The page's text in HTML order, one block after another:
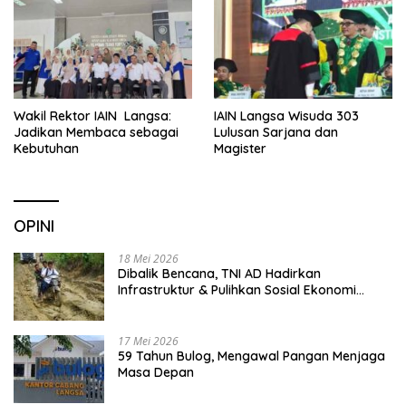
Wakil Rektor IAIN Langsa:
Jadikan Membaca sebagai
Kebutuhan
IAIN Langsa Wisuda 303
Lulusan Sarjana dan
Magister
OPINI
18 Mei 2026
Dibalik Bencana, TNI AD Hadirkan
Infrastruktur & Pulihkan Sosial Ekonomi
17 Mei 2026
59 Tahun Bulog, Mengawal Pangan Menjaga
Masa Depan